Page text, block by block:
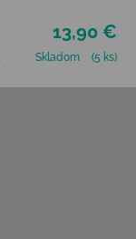
13,90 €
Skladom (5 ks)